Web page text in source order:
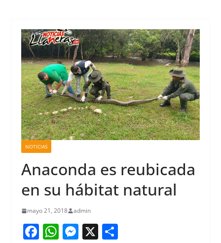
NOTICIAS
Anaconda es reubicada
en su hábitat natural
mayo 21, 2018 admin
F W M X S